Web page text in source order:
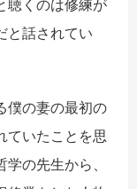
聴くのは修練が
と話されてい
僕の妻の最初の
ていたことを思
の先生から、